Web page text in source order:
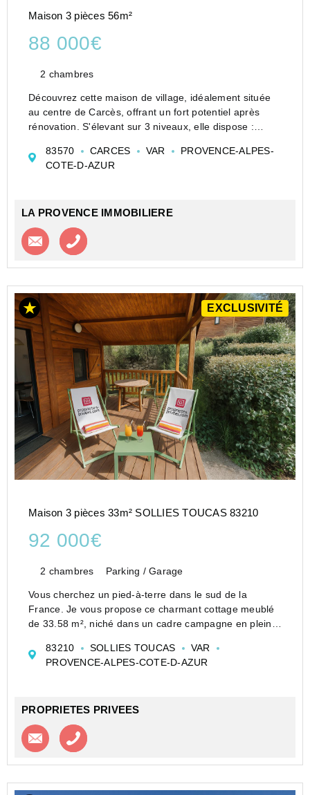
Maison 3 pièces 56m²
88 000€
2 chambres
Découvrez cette maison de village, idéalement située
au centre de Carcès, offrant un fort potentiel après
rénovation. S'élevant sur 3 niveaux, elle dispose :
de 28 m² environ
1er étage : Une cuisi...
83570 CARCES VAR
PROVENCE-ALPES-
COTE-D-AZUR
LA PROVENCE IMMOBILIERE
Contacter l'agence
EXCLUSIVITÉ
Maison 3 pièces 33m² SOLLIES TOUCAS 83210
92 000€
2 chambres Parking / Garage
Vous cherchez un pied-à-terre dans le sud de la
France. Je vous propose ce charmant cottage meublé
de 33.58 m², niché dans un cadre campagne en pleine
résidence sécurisée avec piscine, il offre calme et
sérénité à se...
83210 SOLLIES TOUCAS
VAR
PROVENCE-ALPES-COTE-D-AZUR
PROPRIETES PRIVEES
Contacter l'agence